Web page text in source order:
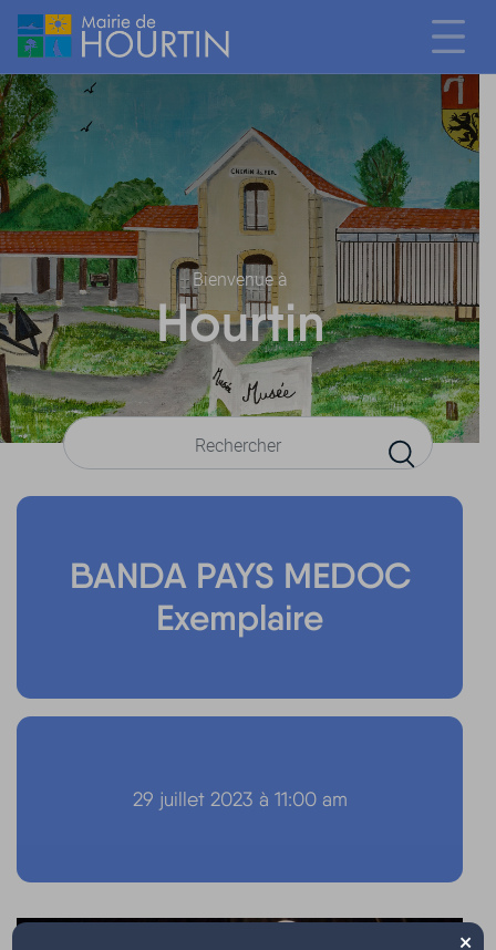
Bienvenue à
Hourtin
BANDA PAYS MEDOC
Exemplaire
29 juillet 2023 à 11:00 am
×